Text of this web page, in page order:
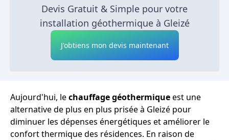
Devis Gratuit & Simple pour votre
installation géothermique à Gleizé
J'obtiens mon devis maintenant
Aujourd'hui, lechauffage géothermiqueest une
alternative de plus en plus prisée à Gleizé pour
diminuer les dépenses énergétiques et améliorer le
confort thermique des résidences. En raison de